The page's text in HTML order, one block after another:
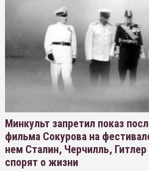
Минкульт запретил показ
фильма Сокурова на
нем Сталин, Черчилль,
спорят о жизни